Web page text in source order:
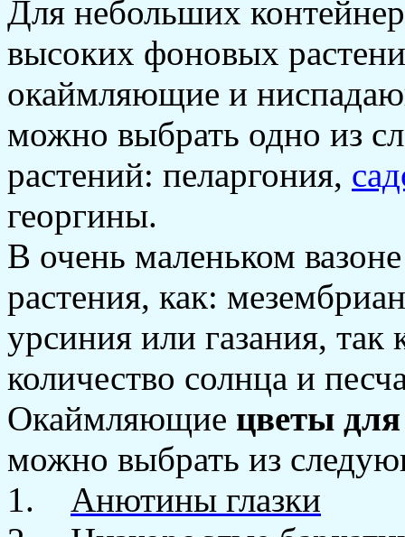
Для небольших
высоких фоновых
окаймляющие и
можно выбрать одно из
растений: пеларгония,
георгины.
В очень маленьком
растения, как:
урсиния или газания,
количество солнца и
Окаймляющие цветы
можно выбрать из
1. Анютины глазки